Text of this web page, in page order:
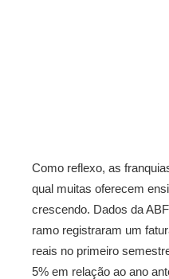
Como reflexo, as
qual muitas oferecem
crescendo. Dados da
ramo registraram um
reais no primeiro
5% em relação ao ano